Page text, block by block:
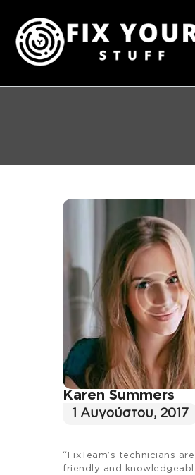
FIX YOUR
Επισκευές & Πωλήσεις Ηλεκτρονικών
ΥΠΗΡΕΣΙΕΣ
Karen Summers
1 Αυγούστου, 2017
“FixTeam’s technicians
friendly and